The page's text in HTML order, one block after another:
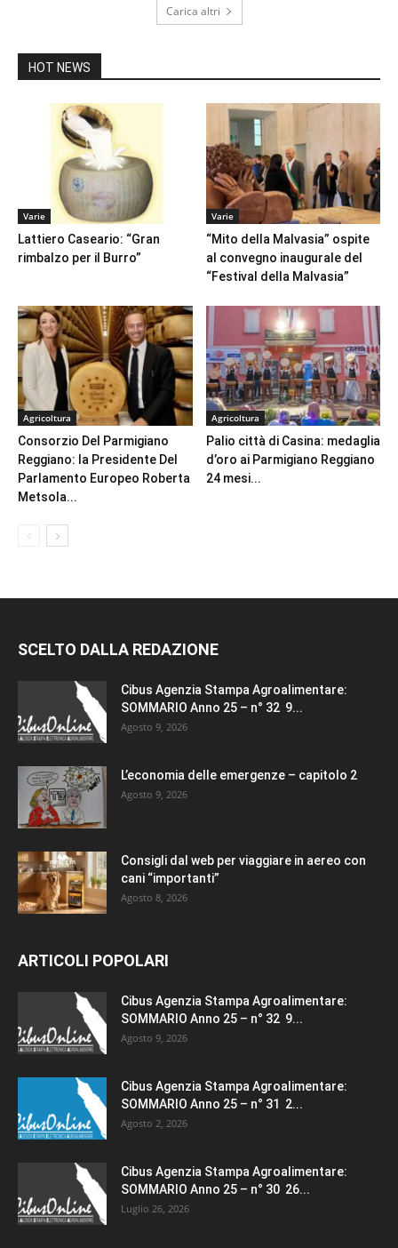
Carica altri
HOT NEWS
Varie
Lattiero Caseario: “Gran
rimbalzo per il Burro”
Varie
“Mito della Malvasia” ospite
al convegno inaugurale del
“Festival della Malvasia”
Agricoltura
Consorzio Del Parmigiano
Reggiano: la Presidente Del
Parlamento Europeo Roberta
Metsola...
Agricoltura
Palio città di Casina: medaglia
d’oro ai Parmigiano Reggiano
24 mesi...
SCELTO DALLA REDAZIONE
Cibus Agenzia Stampa Agroalimentare:
SOMMARIO Anno 25 – n° 32 9...
Agosto 9, 2026
L’economia delle emergenze – capitolo 2
Agosto 9, 2026
Consigli dal web per viaggiare in aereo con
cani “importanti”
Agosto 8, 2026
ARTICOLI POPOLARI
Cibus Agenzia Stampa Agroalimentare:
SOMMARIO Anno 25 – n° 32 9...
Agosto 9, 2026
Cibus Agenzia Stampa Agroalimentare:
SOMMARIO Anno 25 – n° 31 2...
Agosto 2, 2026
Cibus Agenzia Stampa Agroalimentare:
SOMMARIO Anno 25 – n° 30 26...
Luglio 26, 2026